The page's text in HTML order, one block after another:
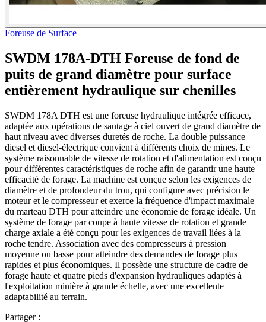
Foreuse de Surface
SWDM 178A-DTH Foreuse de fond de
puits de grand diamètre pour surface
entièrement hydraulique sur chenilles
SWDM 178A DTH est une foreuse hydraulique intégrée efficace,
adaptée aux opérations de sautage à ciel ouvert de grand diamètre de
haut niveau avec diverses duretés de roche. La double puissance
diesel et diesel-électrique convient à différents choix de mines. Le
système raisonnable de vitesse de rotation et d'alimentation est conçu
pour différentes caractéristiques de roche afin de garantir une haute
efficacité de forage. La machine est conçue selon les exigences de
diamètre et de profondeur du trou, qui configure avec précision le
moteur et le compresseur et exerce la fréquence d'impact maximale
du marteau DTH pour atteindre une économie de forage idéale. Un
système de forage par coupe à haute vitesse de rotation et grande
charge axiale a été conçu pour les exigences de travail liées à la
roche tendre. Association avec des compresseurs à pression
moyenne ou basse pour atteindre des demandes de forage plus
rapides et plus économiques. Il possède une structure de cadre de
forage haute et quatre pieds d'expansion hydrauliques adaptés à
l'exploitation minière à grande échelle, avec une excellente
adaptabilité au terrain.
Partager :